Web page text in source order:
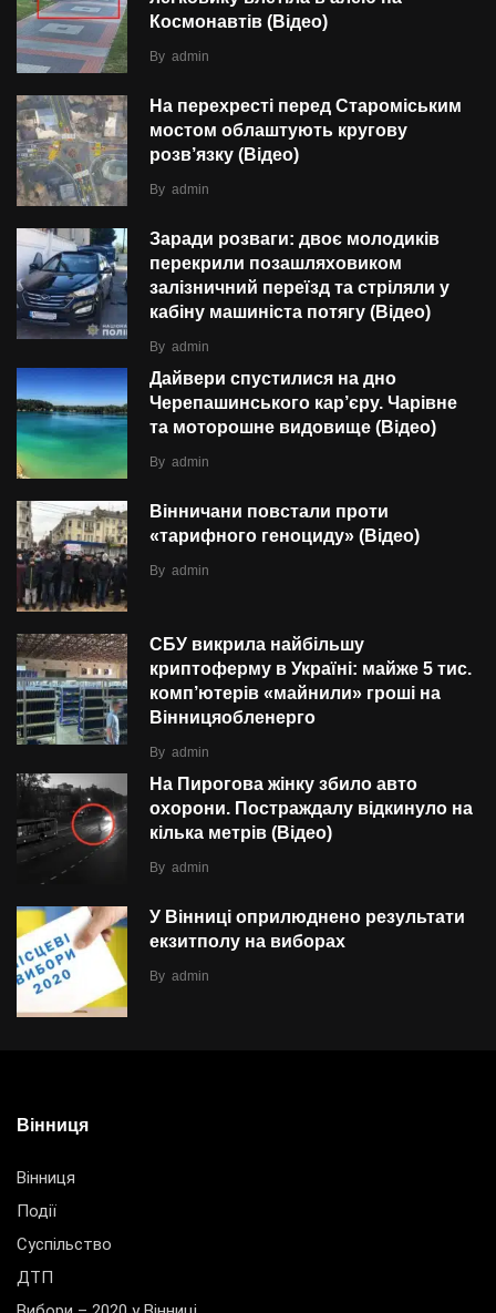
Космонавтів (Відео)
By admin
На перехресті перед Староміським
мостом облаштують кругову
розв’язку (Відео)
By admin
Заради розваги: двоє молодиків
перекрили позашляховиком
залізничний переїзд та стріляли у
кабіну машиніста потягу (Відео)
By admin
Дайвери спустилися на дно
Черепашинського кар’єру. Чарівне
та моторошне видовище (Відео)
By admin
Вінничани повстали проти
«тарифного геноциду» (Відео)
By admin
СБУ викрила найбільшу
криптоферму в Україні: майже 5 тис.
комп’ютерів «майнили» гроші на
Вінницяобленерго
By admin
На Пирогова жінку збило авто
охорони. Постраждалу відкинуло на
кілька метрів (Відео)
By admin
У Вінниці оприлюднено результати
екзитполу на виборах
By admin
Вінниця
Вінниця
Події
Суспільство
ДТП